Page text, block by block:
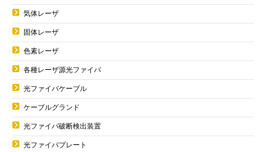
気体レーザ
固体レーザ
色素レーザ
各種レーザ源光ファイバ
光ファイバケーブル
ケーブルグランド
光ファイバ破断検出装置
光ファイバプレート